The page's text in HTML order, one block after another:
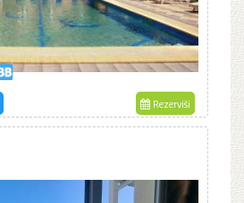
Rezerviši